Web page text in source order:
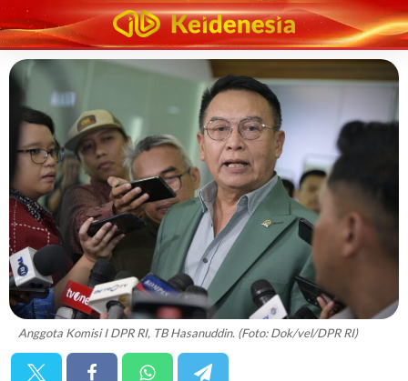
Anggota Komisi I DPR RI, TB Hasanuddin. (Foto: Dok/vel/DPR RI)